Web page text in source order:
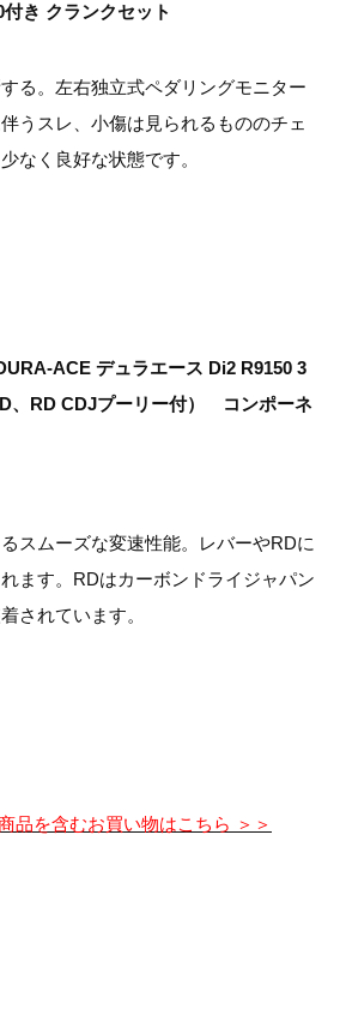
き クランクセット
る。左右独立式ペダリングモニター
うスレ、小傷は見られるもののチェ
なく良好な状態です。
ACE デュラエース Di2 R9150 3
、RD CDJプーリー付） コンポーネ
スムーズな変速性能。レバーやRDに
ます。RDはカーボンドライジャパン
されています。
品を含むお買い物はこちら ＞＞